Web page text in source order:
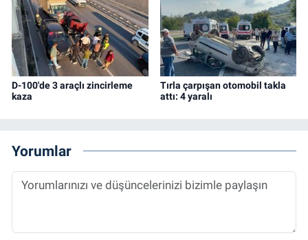
D-100'de 3 araçlı zincirleme
kaza
Tırla çarpışan otomobil takla
attı: 4 yaralı
Yorumlar